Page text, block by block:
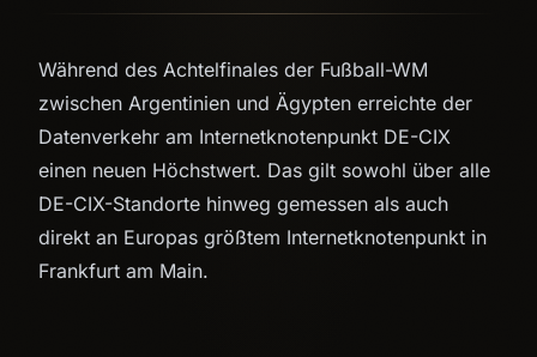
Während des Achtelfinales der Fußball-WM
zwischen Argentinien und Ägypten erreichte der
Datenverkehr am Internetknotenpunkt DE-CIX
einen neuen Höchstwert. Das gilt sowohl über alle
DE-CIX-Standorte hinweg gemessen als auch
direkt an Europas größtem Internetknotenpunkt in
Frankfurt am Main.